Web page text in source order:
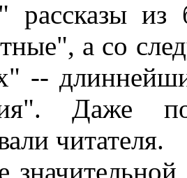
рассказы из
а со
--
Даже
читателя.